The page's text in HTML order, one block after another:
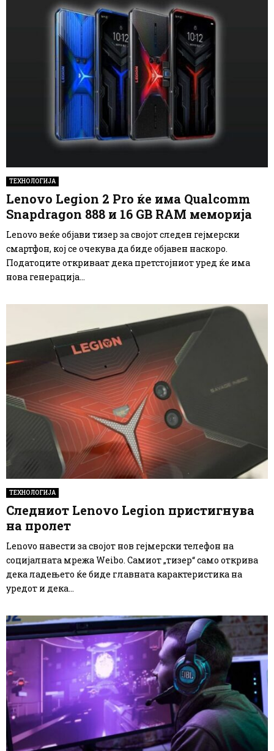
ТЕХНОЛОГИЈА
Lenovo Legion 2 Pro ќе има Qualcomm
Snapdragon 888 и 16 GB RAM меморија
Lenovo веќе објави тизер за својот следен гејмерски
смартфон, кој се очекува да биде објавен наскоро.
Податоците откриваат дека претстојниот уред ќе има
нова генерација...
ТЕХНОЛОГИЈА
Следниот Lenovo Legion пристигнува
на пролет
Lenovo навести за својот нов гејмерски телефон на
социјалната мрежа Weibo. Самиот „тизер“ само открива
дека ладењето ќе биде главната карактеристика на
уредот и дека...